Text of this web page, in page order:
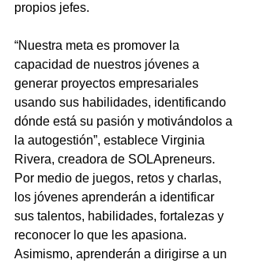
propios jefes.
“Nuestra meta es promover la
capacidad de nuestros jóvenes a
generar proyectos empresariales
usando sus habilidades, identificando
dónde está su pasión y motivándolos a
la autogestión”, establece Virginia
Rivera, creadora de SOLApreneurs.
Por medio de juegos, retos y charlas,
los jóvenes aprenderán a identificar
sus talentos, habilidades, fortalezas y
reconocer lo que les apasiona.
Asimismo, aprenderán a dirigirse a un